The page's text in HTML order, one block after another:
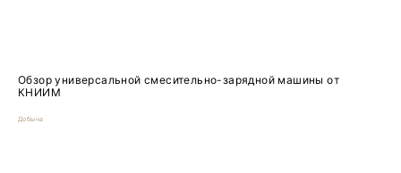
Обзор универсальной смесительно-зарядной машины от
КНИИМ
Добыча